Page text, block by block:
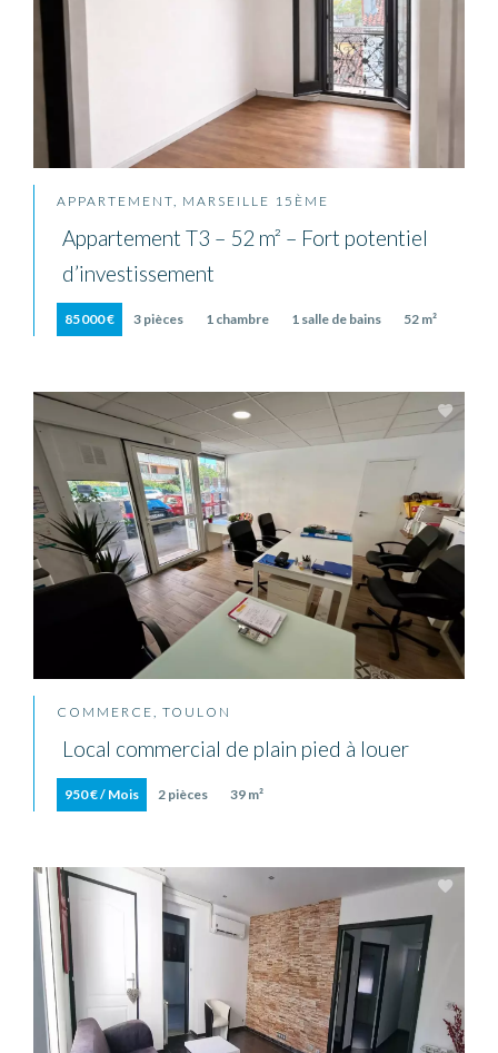
APPARTEMENT, MARSEILLE 15ÈME
Appartement T3 – 52 m² – Fort potentiel
d’investissement
85 000 € 3 pièces 1 chambre 1 salle de bains 52 m²
COMMERCE, TOULON
Local commercial de plain pied à louer
950 € / Mois 2 pièces 39 m²